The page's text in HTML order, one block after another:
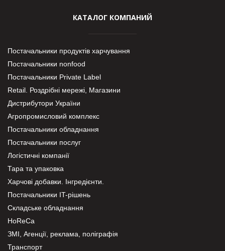
КАТАЛОГ КОМПАНИЙ
Постачальники продуктів харчування
Постачальники nonfood
Постачальники Private Label
Retail. Роздрібні мережі, Магазини
Дистрибутори України
Агропромисловий комплекс
Постачальники обладнання
Постачальники послуг
Логістичні компанії
Тара та упаковка
Харчові добавки. Інгредієнти.
Постачальники IT-рішень
Складське обладнання
HoReCa
ЗМІ, Агенції, реклама, поліграфія
Транспорт